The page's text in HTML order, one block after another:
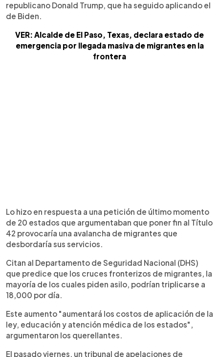
republicano Donald Trump, que ha seguido aplicando el
de Biden.
VER: Alcalde de El Paso, Texas, declara estado de
emergencia por llegada masiva de migrantes en la
frontera
Lo hizo en respuesta a una petición de último momento
de 20 estados que argumentaban que poner fin al Título
42 provocaría una avalancha de migrantes que
desbordaría sus servicios.
Citan al Departamento de Seguridad Nacional (DHS)
que predice que los cruces fronterizos de migrantes, la
mayoría de los cuales piden asilo, podrían triplicarse a
18,000 por día.
Este aumento "aumentará los costos de aplicación de la
ley, educación y atención médica de los estados",
argumentaron los querellantes.
El pasado viernes, un tribunal de apelaciones de